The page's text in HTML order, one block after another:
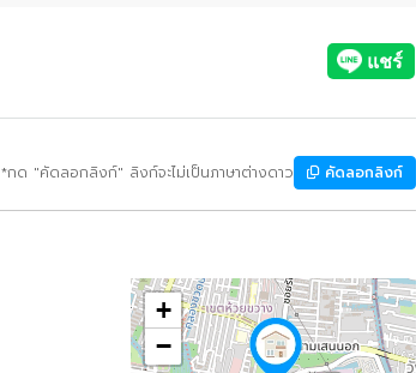
*กด "คัดลอกลิงก์" ลิงก์จะไม่เป็นภาษาต่างดาว คัดลอกลิงก์
+
−